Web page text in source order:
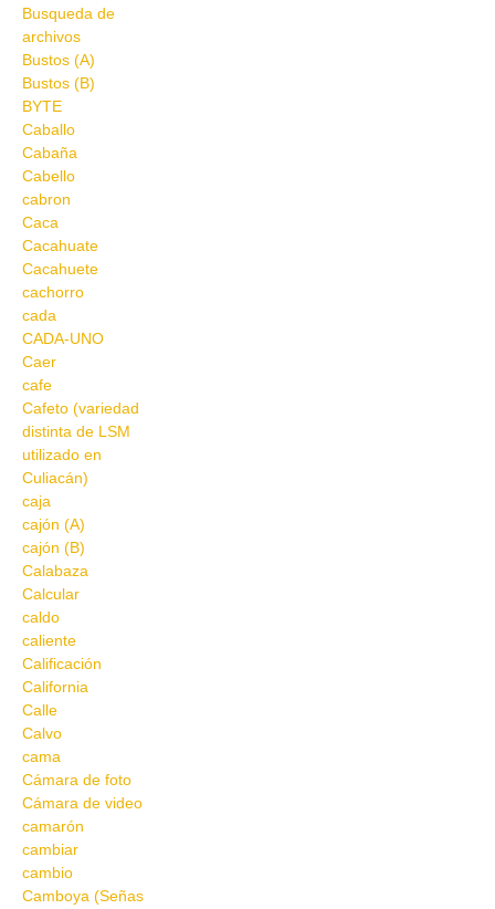
Busqueda de
archivos
Bustos (A)
Bustos (B)
BYTE
Caballo
Cabaña
Cabello
cabron
Caca
Cacahuate
Cacahuete
cachorro
cada
CADA-UNO
Caer
cafe
Cafeto (variedad
distinta de LSM
utilizado en
Culiacán)
caja
cajón (A)
cajón (B)
Calabaza
Calcular
caldo
caliente
Calificación
California
Calle
Calvo
cama
Cámara de foto
Cámara de video
camarón
cambiar
cambio
Camboya (Señas